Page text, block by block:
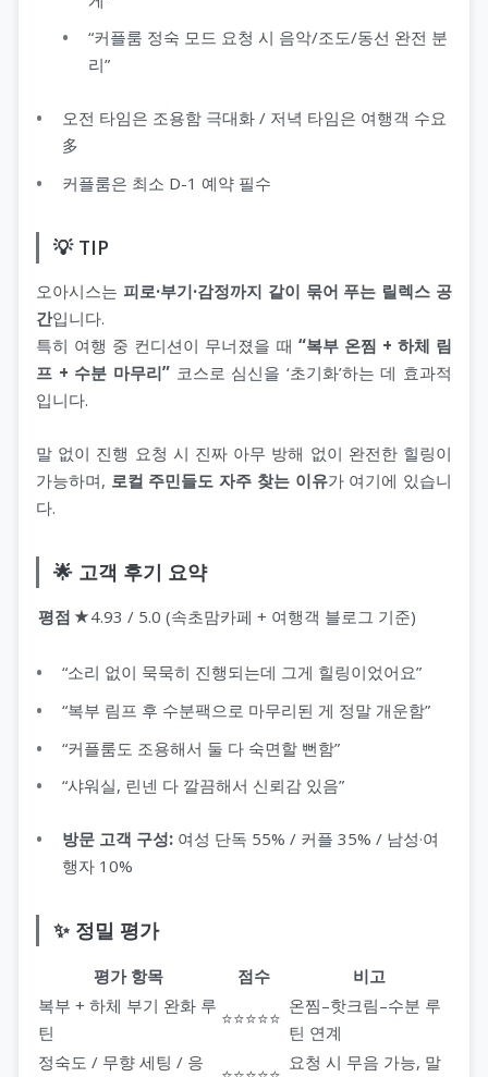
“커플룸 정숙 모드 요청 시 음악/조도/동선 완전 분
리”
오전 타임은 조용함 극대화 / 저녁 타임은 여행객 수요
多
커플룸은 최소 D-1 예약 필수
💡 TIP
오아시스는 피로·부기·감정까지 같이 묶어 푸는 릴렉스 공
간입니다.
특히 여행 중 컨디션이 무너졌을 때 “복부 온찜 + 하체 림
프 + 수분 마무리”코스로 심신을 ‘초기화’하는 데 효과적
입니다.
말 없이 진행 요청 시 진짜 아무 방해 없이 완전한 힐링이
가능하며, 로컬 주민들도 자주 찾는 이유가 여기에 있습니
다.
🌟 고객 후기 요약
평점 ★4.93 / 5.0 (속초맘카페 + 여행객 블로그 기준)
“소리 없이 묵묵히 진행되는데 그게 힐링이었어요”
“복부 림프 후 수분팩으로 마무리된 게 정말 개운함”
“커플룸도 조용해서 둘 다 숙면할 뻔함”
“샤워실, 린넨 다 깔끔해서 신뢰감 있음”
방문 고객 구성: 여성 단독 55% / 커플 35% / 남성·여
행자 10%
✨ 정밀 평가
평가 항목 점수
비고
복부 + 하체 부기 완화 루
틴
⭐⭐⭐⭐⭐
온찜–핫크림–수분 루
틴 연계
정숙도 / 무향 세팅 / 응
요청 시 무음 가능, 말